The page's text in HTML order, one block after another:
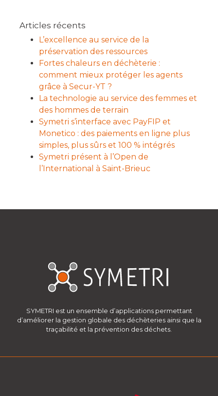
Articles récents
L’excellence au service de la
préservation des ressources
Fortes chaleurs en déchèterie :
comment mieux protéger les agents
grâce à Secur-YT ?
La technologie au service des femmes et
des hommes de terrain
Symetri s’interface avec PayFIP et
Monetico : des paiements en ligne plus
simples, plus sûrs et 100 % intégrés
Symetri présent à l’Open de
l’International à Saint-Brieuc
SYMETRI est un ensemble d’applications permettant
d’améliorer la gestion globale des déchèteries ainsi que la
traçabilité et la prévention des déchets.